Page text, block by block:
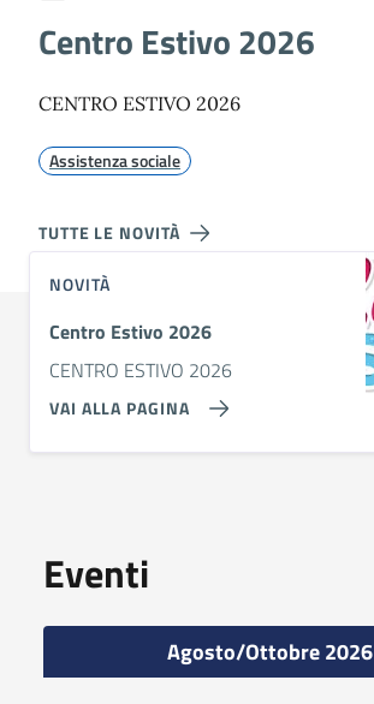
Centro Estivo 2026
CENTRO ESTIVO 2026
Assistenza sociale
TUTTE LE NOVITÀ
NOVITÀ
Centro Estivo 2026
CENTRO ESTIVO 2026
VAI ALLA PAGINA
Eventi
Agosto/Ottobre 2026